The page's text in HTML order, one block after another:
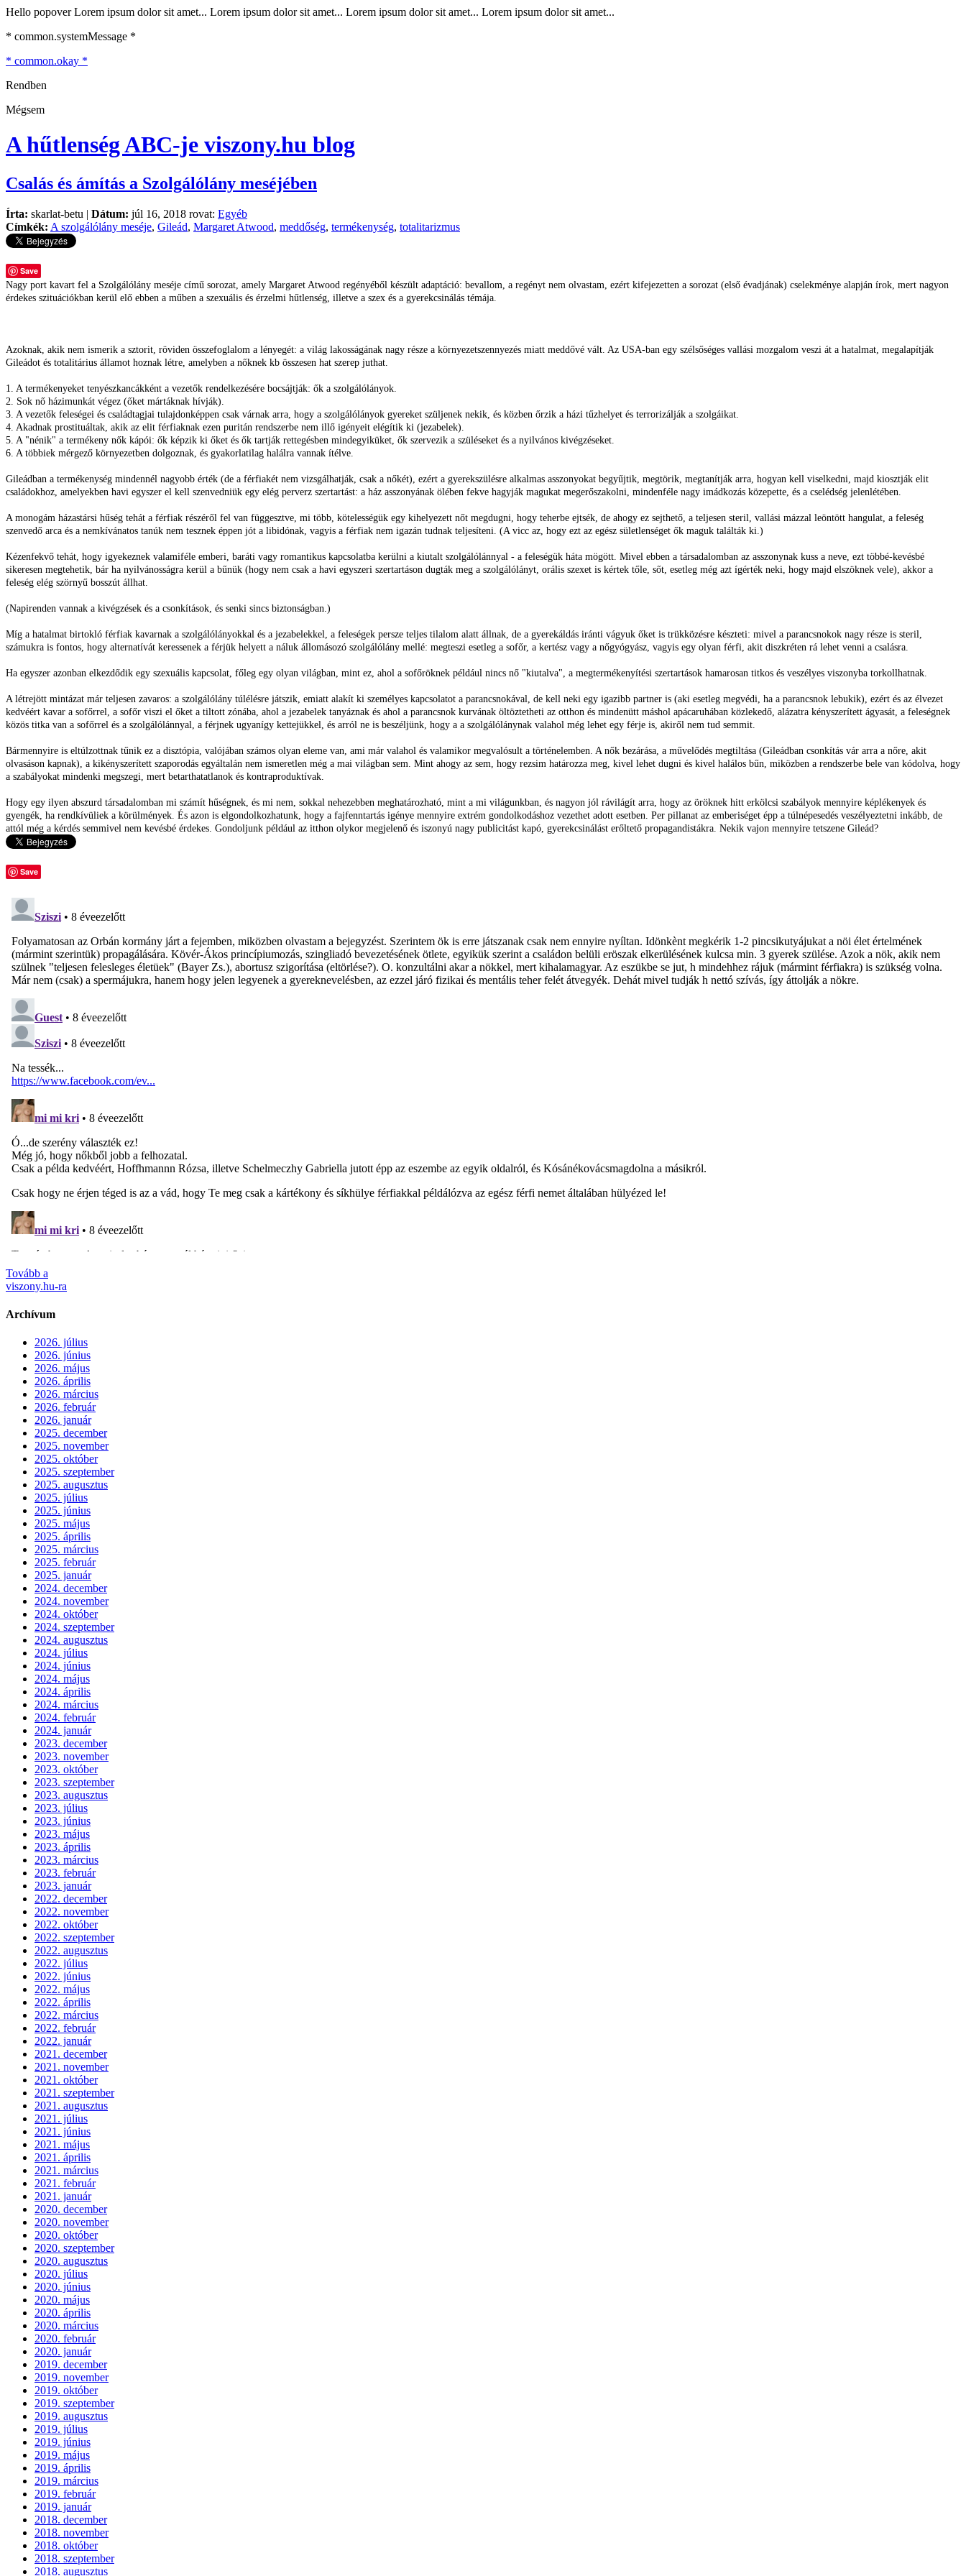
Hello popover Lorem ipsum dolor sit amet... Lorem ipsum dolor sit amet... Lorem ipsum dolor sit amet... Lorem ipsum dolor sit amet...
* common.systemMessage *
* common.okay *
Rendben
Mégsem
A hűtlenség ABC-je viszony.hu blog
Csalás és ámítás a Szolgálólány meséjében
Írta: skarlat-betu | Dátum: júl 16, 2018 rovat: Egyéb
Címkék: A szolgálólány meséje, Gileád, Margaret Atwood, meddőség, termékenység, totalitarizmus
Save
Nagy port kavart fel a Szolgálólány meséje című sorozat, amely Margaret Atwood regényéből készült adaptáció: bevallom, a regényt nem olvastam, ezért kifejezetten a sorozat (első évadjának) cselekménye alapján írok, mert nagyon
érdekes szituációkban kerül elő ebben a műben a szexuális és érzelmi hűtlenség, illetve a szex és a gyerekcsinálás témája.
Azoknak, akik nem ismerik a sztorit, röviden összefoglalom a lényegét: a világ lakosságának nagy része a környezetszennyezés miatt meddővé vált. Az USA-ban egy szélsőséges vallási mozgalom veszi át a hatalmat, megalapítják
Gileádot és totalitárius államot hoznak létre, amelyben a nőknek kb összesen hat szerep juthat.
1. A termékenyeket tenyészkancákként a vezetők rendelkezésére bocsájtják: ők a szolgálólányok.
2. Sok nő házimunkát végez (őket mártáknak hívják).
3. A vezetők feleségei és családtagjai tulajdonképpen csak várnak arra, hogy a szolgálólányok gyereket szüljenek nekik, és közben őrzik a házi tűzhelyet és terrorizálják a szolgáikat.
4. Akadnak prostituáltak, akik az elit férfiaknak ezen puritán rendszerbe nem illő igényeit elégítik ki (jezabelek).
5. A "nénik" a termékeny nők kápói: ők képzik ki őket és ők tartják rettegésben mindegyiküket, ők szervezik a szüléseket és a nyilvános kivégzéseket.
6. A többiek mérgező környezetben dolgoznak, és gyakorlatilag halálra vannak ítélve.
Gileádban a termékenység mindennél nagyobb érték (de a férfiakét nem vizsgálhatják, csak a nőkét), ezért a gyerekszülésre alkalmas asszonyokat begyűjtik, megtörik, megtanítják arra, hogyan kell viselkedni, majd kiosztják elit
családokhoz, amelyekben havi egyszer el kell szenvedniük egy elég perverz szertartást: a ház asszonyának ölében fekve hagyják magukat megerőszakolni, mindenféle nagy imádkozás közepette, és a cselédség jelenlétében.
A monogám házastársi hűség tehát a férfiak részéről fel van függesztve, mi több, kötelességük egy kihelyezett nőt megdugni, hogy teherbe ejtsék, de ahogy ez sejthető, a teljesen steril, vallási mázzal leöntött hangulat, a feleség
szenvedő arca és a nemkívánatos tanúk nem tesznek éppen jót a libidónak, vagyis a férfiak nem igazán tudnak teljesíteni. (A vicc az, hogy ezt az egész sületlenséget ők maguk találták ki.)
Kézenfekvő tehát, hogy igyekeznek valamiféle emberi, baráti vagy romantikus kapcsolatba kerülni a kiutalt szolgálólánnyal - a feleségük háta mögött. Mivel ebben a társadalomban az asszonynak kuss a neve, ezt többé-kevésbé
sikeresen megtehetik, bár ha nyilvánosságra kerül a bűnük (hogy nem csak a havi egyszeri szertartáson dugták meg a szolgálólányt, orális szexet is kértek tőle, sőt, esetleg még azt ígérték neki, hogy majd elszöknek vele), akkor a
feleség elég szörnyű bosszút állhat.
(Napirenden vannak a kivégzések és a csonkítások, és senki sincs biztonságban.)
Míg a hatalmat birtokló férfiak kavarnak a szolgálólányokkal és a jezabelekkel, a feleségek persze teljes tilalom alatt állnak, de a gyerekáldás iránti vágyuk őket is trükközésre készteti: mivel a parancsnokok nagy része is steril,
számukra is fontos, hogy alternatívát keressenek a férjük helyett a náluk állomásozó szolgálólány mellé: megteszi esetleg a sofőr, a kertész vagy a nőgyógyász, vagyis egy olyan férfi, akit diszkréten rá lehet venni a csalásra.
Ha egyszer azonban elkezdődik egy szexuális kapcsolat, főleg egy olyan világban, mint ez, ahol a sofőröknek például nincs nő "kiutalva", a megtermékenyítési szertartások hamarosan titkos és veszélyes viszonyba torkollhatnak.
A létrejött mintázat már teljesen zavaros: a szolgálólány túlélésre játszik, emiatt alakít ki személyes kapcsolatot a parancsnokával, de kell neki egy igazibb partner is (aki esetleg megvédi, ha a parancsnok lebukik), ezért és az élvezet
kedvéért kavar a sofőrrel, a sofőr viszi el őket a tiltott zónába, ahol a jezabelek tanyáznak és ahol a parancsnok kurvának öltöztetheti az otthon és mindenütt máshol apácaruhában közlekedő, alázatra kényszerített ágyasát, a feleségnek
közös titka van a sofőrrel és a szolgálólánnyal, a férjnek ugyanígy kettejükkel, és arról ne is beszéljünk, hogy a a szolgálólánynak valahol még lehet egy férje is, akiről nem tud semmit.
Bármennyire is eltúlzottnak tűnik ez a disztópia, valójában számos olyan eleme van, ami már valahol és valamikor megvalósult a történelemben. A nők bezárása, a művelődés megtiltása (Gileádban csonkítás vár arra a nőre, akit
olvasáson kapnak), a kikényszerített szaporodás egyáltalán nem ismeretlen még a mai világban sem. Mint ahogy az sem, hogy rezsim határozza meg, kivel lehet dugni és kivel halálos bűn, miközben a rendszerbe bele van kódolva, hogy
a szabályokat mindenki megszegi, mert betarthatatlanok és kontraproduktívak.
Hogy egy ilyen abszurd társadalomban mi számít hűségnek, és mi nem, sokkal nehezebben meghatározható, mint a mi világunkban, és nagyon jól rávilágít arra, hogy az öröknek hitt erkölcsi szabályok mennyire képlékenyek és
gyengék, ha rendkívüliek a körülmények. És azon is elgondolkozhatunk, hogy a fajfenntartás igénye mennyire extrém gondolkodáshoz vezethet adott esetben. Per pillanat az emberiséget épp a túlnépesedés veszélyeztetni inkább, de
attól még a kérdés semmivel nem kevésbé érdekes. Gondoljunk például az itthon olykor megjelenő és iszonyú nagy publicitást kapó, gyerekcsinálást erőltető propagandistákra. Nekik vajon mennyire tetszene Gileád?
Save
Tovább a
viszony.hu-ra
Archívum
2026. július
2026. június
2026. május
2026. április
2026. március
2026. február
2026. január
2025. december
2025. november
2025. október
2025. szeptember
2025. augusztus
2025. július
2025. június
2025. május
2025. április
2025. március
2025. február
2025. január
2024. december
2024. november
2024. október
2024. szeptember
2024. augusztus
2024. július
2024. június
2024. május
2024. április
2024. március
2024. február
2024. január
2023. december
2023. november
2023. október
2023. szeptember
2023. augusztus
2023. július
2023. június
2023. május
2023. április
2023. március
2023. február
2023. január
2022. december
2022. november
2022. október
2022. szeptember
2022. augusztus
2022. július
2022. június
2022. május
2022. április
2022. március
2022. február
2022. január
2021. december
2021. november
2021. október
2021. szeptember
2021. augusztus
2021. július
2021. június
2021. május
2021. április
2021. március
2021. február
2021. január
2020. december
2020. november
2020. október
2020. szeptember
2020. augusztus
2020. július
2020. június
2020. május
2020. április
2020. március
2020. február
2020. január
2019. december
2019. november
2019. október
2019. szeptember
2019. augusztus
2019. július
2019. június
2019. május
2019. április
2019. március
2019. február
2019. január
2018. december
2018. november
2018. október
2018. szeptember
2018. augusztus